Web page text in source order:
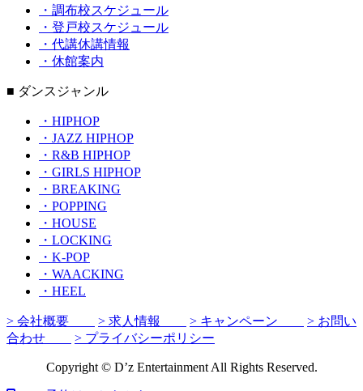
・調布校スケジュール
・登戸校スケジュール
・代講休講情報
・休館案内
■ ダンスジャンル
・HIPHOP
・JAZZ HIPHOP
・R&B HIPHOP
・GIRLS HIPHOP
・BREAKING
・POPPING
・HOUSE
・LOCKING
・K-POP
・WAACKING
・HEEL
> 会社概要 > 求人情報 > キャンペーン
> お問い
合わせ
> プライバシーポリシー
Copyright © D’z Entertainment All Rights Reserved.